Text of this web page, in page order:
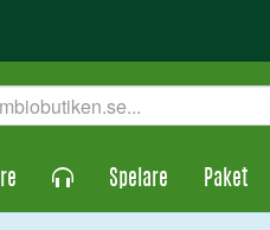
Spelare Paket